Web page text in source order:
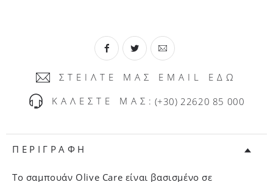
ΣΤΕΙΛΤΕ ΜΑΣ EMAIL ΕΔΩ
ΚΑΛΕΣΤΕ ΜΑΣ: (+30) 22620 85 000
ΠΕΡΙΓΡΑΦΗ
Το σαμπουάν Olive Care είναι βασισμένο σε